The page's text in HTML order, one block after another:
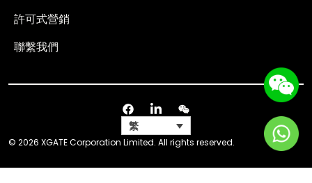
許可式營銷
聯繫我們
© 2026 XGATE Corporation Limited. All rights reserved.
繁